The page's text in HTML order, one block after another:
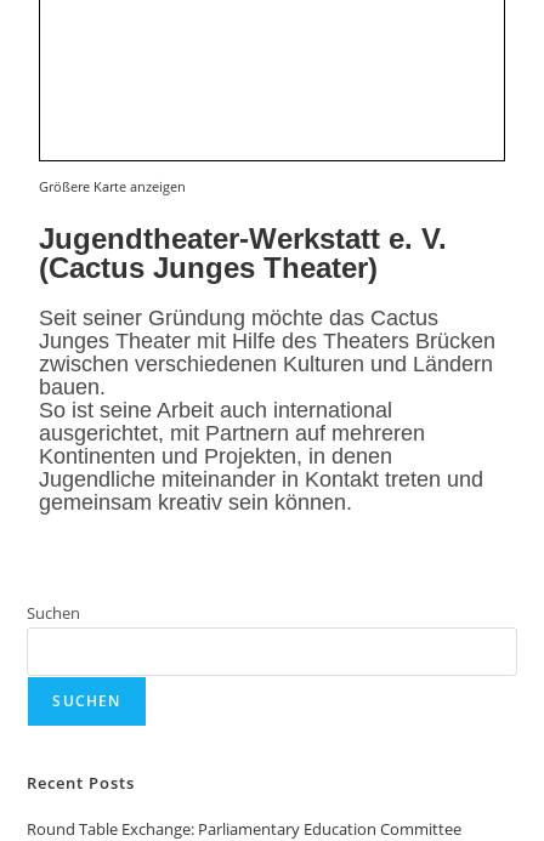
Größere Karte anzeigen
Jugendtheater-Werkstatt e. V.
(Cactus Junges Theater)
Seit seiner Gründung möchte das Cactus
Junges Theater mit Hilfe des Theaters Brücken
zwischen verschiedenen Kulturen und Ländern
bauen.
So ist seine Arbeit auch international
ausgerichtet, mit Partnern auf mehreren
Kontinenten und Projekten, in denen
Jugendliche miteinander in Kontakt treten und
gemeinsam kreativ sein können.
Suchen
SUCHEN
Recent Posts
Round Table Exchange: Parliamentary Education Committee